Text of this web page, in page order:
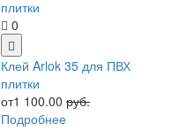
0
Клей Arlok 35 для ПВХ
плитки
от1 100.00 руб.
Подробнее